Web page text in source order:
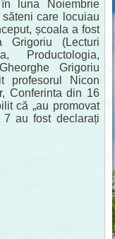
luna Noiembrie
care locuiau
școala a fost
Grigoriu (Lecturi
Productologia,
Grigoriu
profesorul Nicon
Conferinta din 16
că „au promovat
au fost declarați